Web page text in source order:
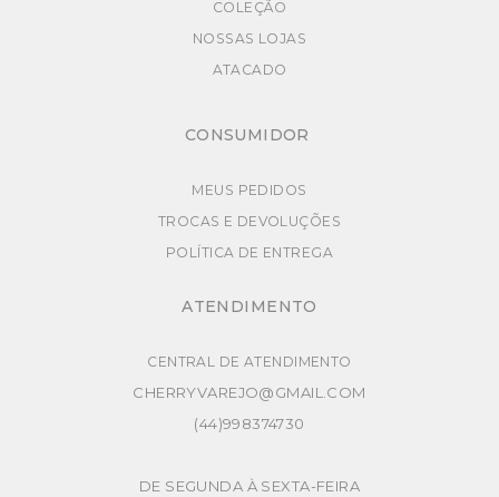
COLEÇÃO
NOSSAS LOJAS
ATACADO
CONSUMIDOR
MEUS PEDIDOS
TROCAS E DEVOLUÇÕES
POLÍTICA DE ENTREGA
ATENDIMENTO
CENTRAL DE ATENDIMENTO
CHERRYVAREJO@GMAIL.COM
(44)998374730
DE SEGUNDA À SEXTA-FEIRA